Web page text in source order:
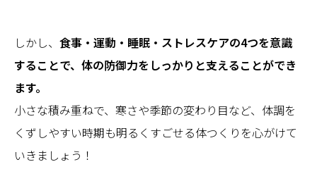
しかし、 食事・運動・睡眠・ストレスケアの4つを意識
することで、体の防御力をしっかりと支えることができ
ます。
小さな積み重ねで、寒さや季節の変わり目など、体調を
くずしやすい時期も明るくすごせる体つくりを心がけて
いきましょう！